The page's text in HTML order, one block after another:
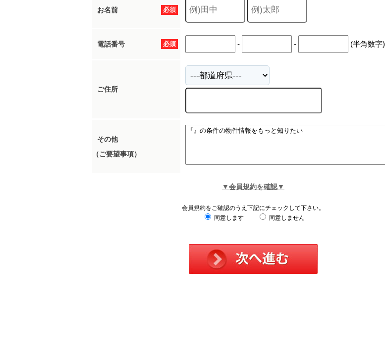
必須
お名前
必須
電話番号 - - (半角数字)
ご住所
その他
（ご要望事項）
▼会員規約を確認▼
会員規約をご確認のうえ下記にチェックして下さい。
同意します
同意しません